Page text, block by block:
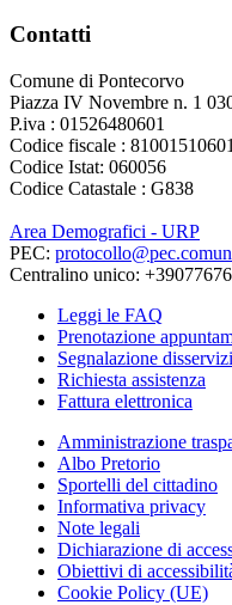
Contatti
Comune di Pontecorvo
Piazza IV Novembre n. 1
P.iva : 01526480601
Codice fiscale : 81001510601
Codice Istat: 060056
Codice Catastale : G838
Area Demografici - URP
PEC:
Centralino unico:
Leggi le FAQ
Prenotazione
Segnalazione
Richiesta assistenza
Fattura elettronica
Amministrazione
Albo Pretorio
Sportelli del cittadino
Informativa privacy
Note legali
Dichiarazione di
Obiettivi di
Cookie Policy (UE)